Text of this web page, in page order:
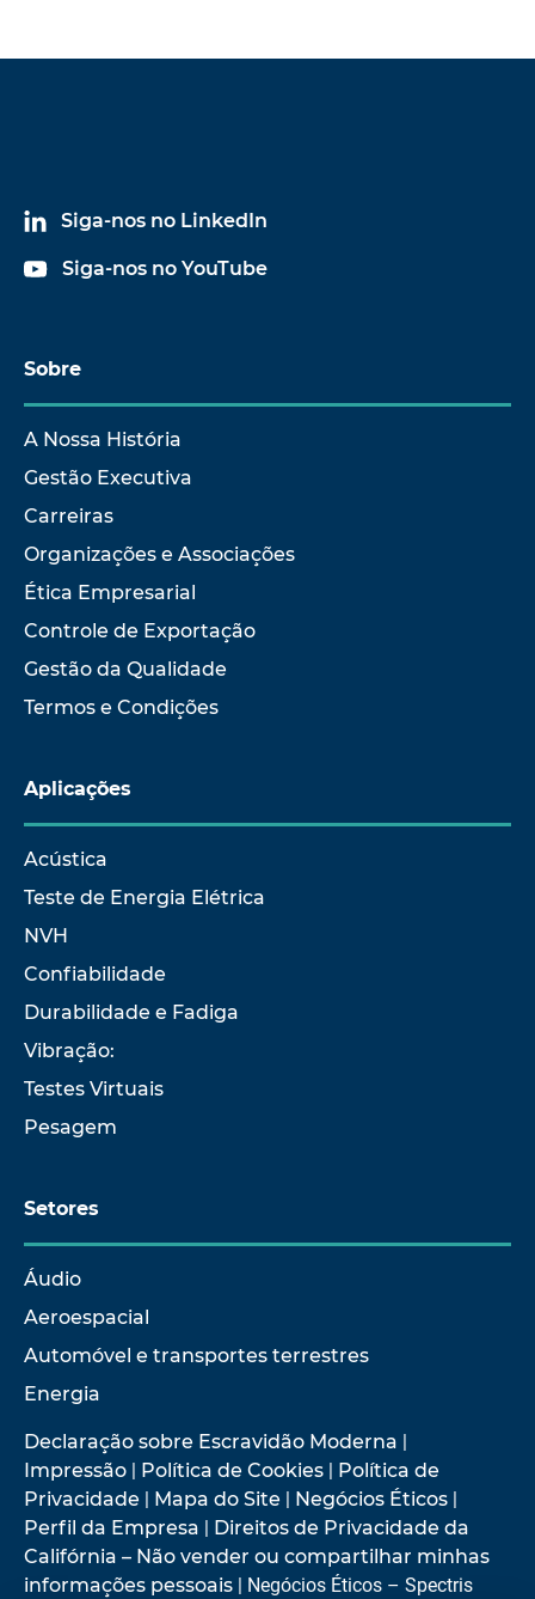
Siga-nos no LinkedIn
Siga-nos no YouTube
Sobre
A Nossa História
Gestão Executiva
Carreiras
Organizações e Associações
Ética Empresarial
Controle de Exportação
Gestão da Qualidade
Termos e Condições
Aplicações
Acústica
Teste de Energia Elétrica
NVH
Confiabilidade
Durabilidade e Fadiga
Vibração:
Testes Virtuais
Pesagem
Setores
Áudio
Aeroespacial
Automóvel e transportes terrestres
Energia
Declaração sobre Escravidão Moderna |
Impressão | Política de Cookies | Política de
Privacidade | Mapa do Site | Negócios Éticos |
Perfil da Empresa | Direitos de Privacidade da
Califórnia – Não vender ou compartilhar minhas
informações pessoais | Negócios Éticos – Spectris